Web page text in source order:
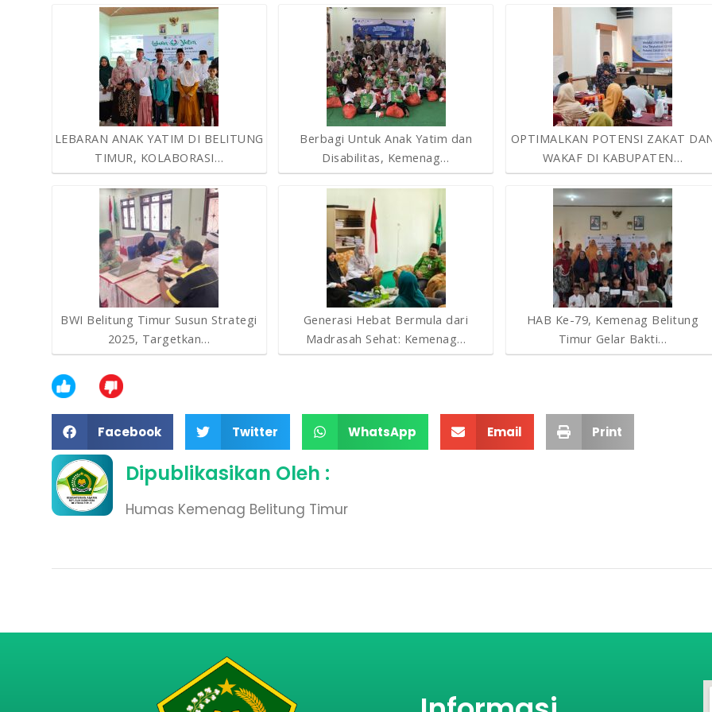
LEBARAN ANAK YATIM DI BELITUNG
TIMUR, KOLABORASI…
BWI Belitung Timur Susun Strategi
2025, Targetkan…
Berbagi Untuk Anak Yatim dan
Disabilitas, Kemenag…
Generasi Hebat Bermula dari
Madrasah Sehat: Kemenag…
OPTIMALKAN POTENSI ZAKAT
WAKAF DI KABUPATEN…
HAB Ke-79, Kemenag Belitung
Timur Gelar Bakti…
Facebook Twitter WhatsApp Email Print
Dipublikasikan Oleh :
Humas Kemenag Belitung Timur